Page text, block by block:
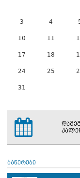
3 4
10 11
17 18
24 25
31
ბანერები